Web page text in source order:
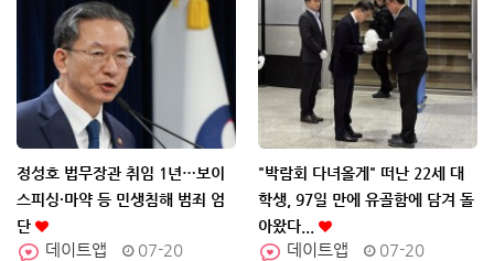
정성호 법무장관 취임 1년…보이
스피싱·마약 등 민생침해 범죄 엄
단
데이트앱
07-20
"박람회 다녀올게" 떠난 22세 대
학생, 97일 만에 유골함에 담겨 돌
아왔다...
데이트앱
07-20